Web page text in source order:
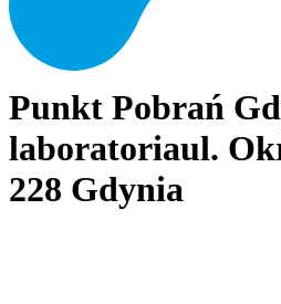
Punkt Pobrań
laboratoriaul.
228 Gdynia